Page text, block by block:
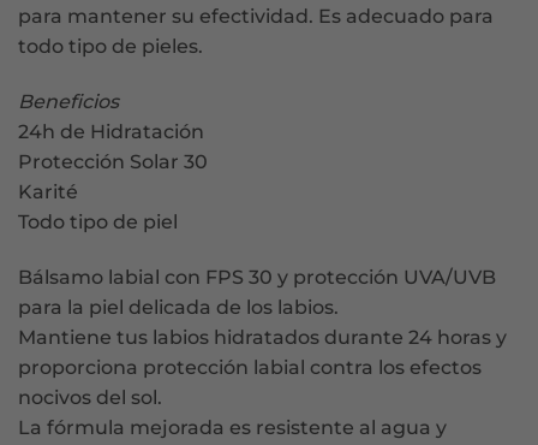
para mantener su efectividad. Es adecuado para
todo tipo de pieles.
Beneficios
24h de Hidratación
Protección Solar 30
Karité
Todo tipo de piel
Bálsamo labial con FPS 30 y protección UVA/UVB
para la piel delicada de los labios.
Mantiene tus labios hidratados durante 24 horas y
proporciona protección labial contra los efectos
nocivos del sol.
La fórmula mejorada es resistente al agua y